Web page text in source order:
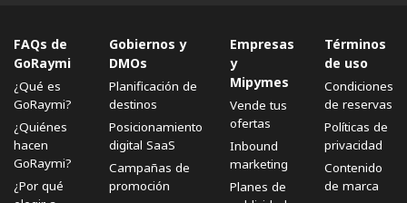
FAQs de
GoRaymi
¿Qué es
GoRaymi?
¿Quiénes
hacen
GoRaymi?
¿Por qué
Gobiernos y
DMOs
Planificación de
destinos
Posicionamiento
digital SaaS
Campañas de
promoción
Empresas
y
Mipymes
Vende tus
ofertas
Inbound
marketing
Planes de
Términos
de uso
Condiciones
de reservas
Políticas de
privacidad
Contenido
de marca